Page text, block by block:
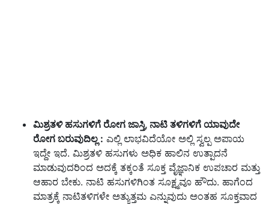
ಮಿಶ್ರತಳಿ ಹಸುಗಳಿಗೆ ರೋಗ ಜಾಸ್ತಿ, ನಾಟಿ ತಳಿಗಳಿಗೆ ಯಾವುದೇ
ರೋಗ ಬರುವುದಿಲ್ಲ : ಎಲ್ಲಿ ಲಾಭವಿದೆಯೋ ಅಲ್ಲಿ ಸ್ವಲ್ಪ ಅಪಾಯ
ಇದ್ದೇ ಇದೆ. ಮಿಶ್ರತಳಿ ಹಸುಗಳು ಅಧಿಕ ಹಾಲಿನ ಉತ್ಪಾದನೆ
ಮಾಡುವುದರಿಂದ ಅದಕ್ಕೆ ತಕ್ಕಂತೆ ಸೂಕ್ತ ವೈಜ್ಞಾನಿಕ ಉಪಚಾರ ಮತ್ತು
ಆಹಾರ ಬೇಕು. ನಾಟಿ ಹಸುಗಳಿಗಿಂತ ಸೂಕ್ಷ್ಮವೂ ಹೌದು. ಹಾಗೆಂದ
ಮಾತ್ರಕ್ಕೆ ನಾಟಿತಳಿಗಳೇ ಅತ್ಯುತ್ತಮ ಎನ್ನುವುದು ಅಂತಹ ಸೂಕ್ತವಾದ